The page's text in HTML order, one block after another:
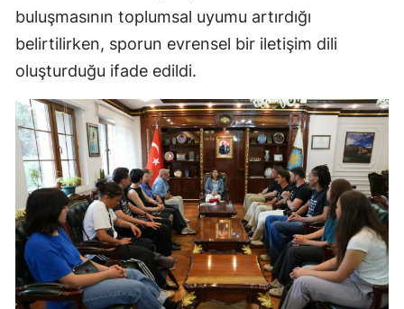
buluşmasının toplumsal uyumu artırdığı
belirtilirken, sporun evrensel bir iletişim dili
oluşturduğu ifade edildi.